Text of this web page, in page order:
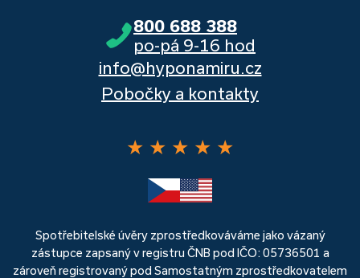
800 688 388
po-pá 9-16 hod
info@hyponamiru.cz
Pobočky a kontakty
★ ★ ★ ★ ★
Spotřebitelské úvěry zprostředkováváme jako vázaný
zástupce zapsaný v registru ČNB pod IČO: 05736501 a
zároveň registrovaný pod Samostatným zprostředkovatelem